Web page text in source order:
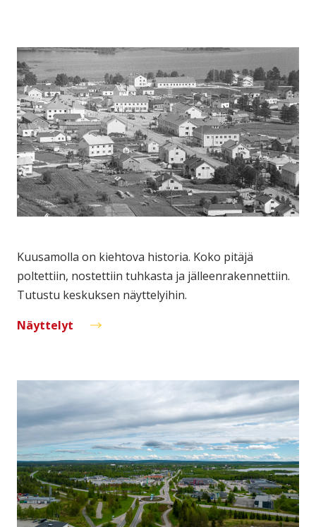
Kuusamolla on kiehtova historia. Koko pitäjä
poltettiin, nostettiin tuhkasta ja jälleenrakennettiin.
Tutustu keskuksen näyttelyihin.
Näyttelyt